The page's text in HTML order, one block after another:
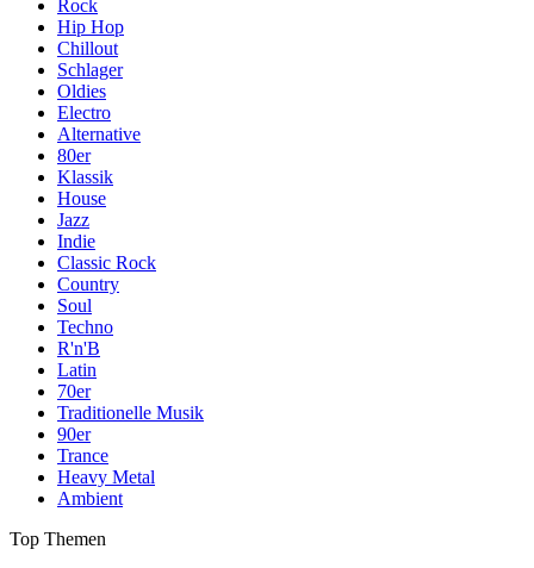
Rock
Hip Hop
Chillout
Schlager
Oldies
Electro
Alternative
80er
Klassik
House
Jazz
Indie
Classic Rock
Country
Soul
Techno
R'n'B
Latin
70er
Traditionelle Musik
90er
Trance
Heavy Metal
Ambient
Top Themen